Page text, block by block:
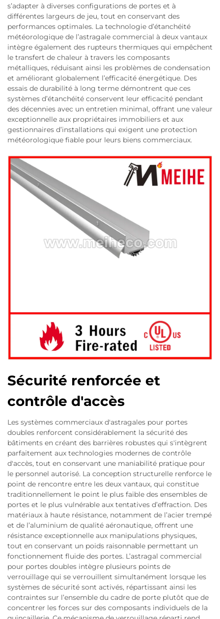
s’adapter à diverses configurations de portes et à
différentes largeurs de jeu, tout en conservant des
performances optimales. La technologie d’étanchéité
météorologique de l’astragale commercial à deux vantaux
intègre également des rupteurs thermiques qui empêchent
le transfert de chaleur à travers les composants
métalliques, réduisant ainsi les problèmes de condensation
et améliorant globalement l’efficacité énergétique. Des
essais de durabilité à long terme démontrent que ces
systèmes d’étanchéité conservent leur efficacité pendant
des décennies avec un entretien minimal, offrant une valeur
exceptionnelle aux propriétaires immobiliers et aux
gestionnaires d’installations qui exigent une protection
météorologique fiable pour leurs biens commerciaux.
Sécurité renforcée et
contrôle d'accès
Les systèmes commerciaux d'astragales pour portes
doubles renforcent considérablement la sécurité des
bâtiments en créant des barrières robustes qui s'intègrent
parfaitement aux technologies modernes de contrôle
d'accès, tout en conservant une maniabilité pratique pour
le personnel autorisé. La conception structurelle renforce le
point de rencontre entre les deux vantaux, qui constitue
traditionnellement le point le plus faible des ensembles de
portes et le plus vulnérable aux tentatives d’effraction. Des
matériaux à haute résistance, notamment de l’acier trempé
et de l’aluminium de qualité aéronautique, offrent une
résistance exceptionnelle aux manipulations physiques,
tout en conservant un poids raisonnable permettant un
fonctionnement fluide des portes. L’astragal commercial
pour portes doubles intègre plusieurs points de
verrouillage qui se verrouillent simultanément lorsque les
systèmes de sécurité sont activés, répartissant ainsi les
contraintes sur l’ensemble du cadre de porte plutôt que de
concentrer les forces sur des composants individuels de la